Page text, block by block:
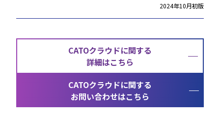
2024年10月初版
CATOクラウドに関する
詳細はこちら
CATOクラウドに関する
お問い合わせはこちら